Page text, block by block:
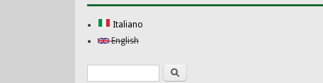
Italiano
English
Form di ricerca
Ricerca